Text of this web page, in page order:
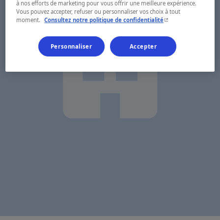
à nos efforts de marketing pour vous offrir une meilleure expérience.
Vous pouvez accepter, refuser ou personnaliser vos choix à tout
moment.
Consultez notre politique de confidentialité- Cet hyperlien
Personnaliser Accepter